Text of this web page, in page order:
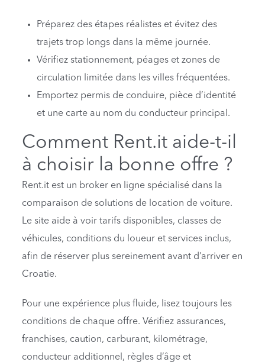
Préparez des étapes réalistes et évitez des
trajets trop longs dans la même journée.
Vérifiez stationnement, péages et zones de
circulation limitée dans les villes fréquentées.
Emportez permis de conduire, pièce d’identité
et une carte au nom du conducteur principal.
Comment Rent.it aide-t-il
à choisir la bonne offre ?
Rent.it est un broker en ligne spécialisé dans la
comparaison de solutions de location de voiture.
Le site aide à voir tarifs disponibles, classes de
véhicules, conditions du loueur et services inclus,
afin de réserver plus sereinement avant d’arriver en
Croatie.
Pour une expérience plus fluide, lisez toujours les
conditions de chaque offre. Vérifiez assurances,
franchises, caution, carburant, kilométrage,
conducteur additionnel, règles d’âge et